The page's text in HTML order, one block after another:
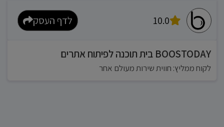
10.0 לדף העסק
BOOSTODAY בית תוכנה לפיתוח אתרים
לקוח ממליץ: חווית שירות מעולם אחר